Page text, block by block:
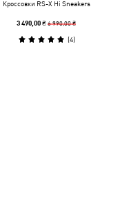
Кроссовки RS-X Hi Sneakers
3 490,00 ₴6 990,00 ₴
(4)